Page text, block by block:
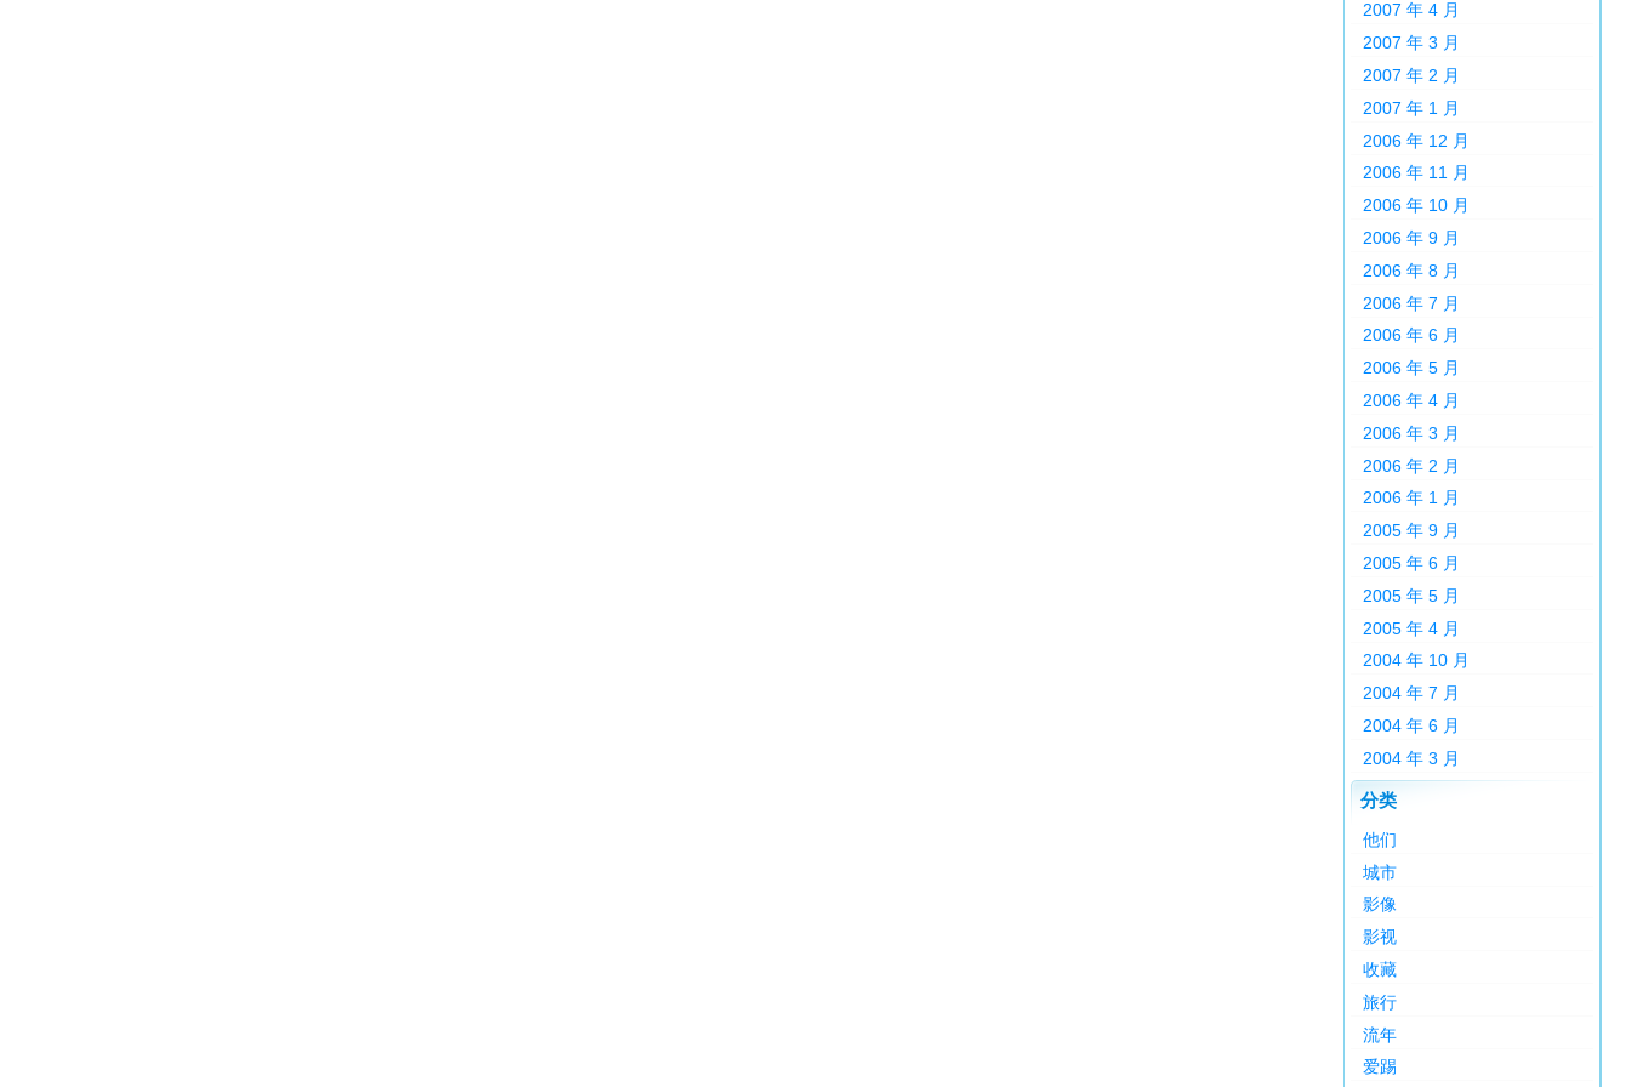
2007 年 4 月
2007 年 3 月
2007 年 2 月
2007 年 1 月
2006 年 12 月
2006 年 11 月
2006 年 10 月
2006 年 9 月
2006 年 8 月
2006 年 7 月
2006 年 6 月
2006 年 5 月
2006 年 4 月
2006 年 3 月
2006 年 2 月
2006 年 1 月
2005 年 9 月
2005 年 6 月
2005 年 5 月
2005 年 4 月
2004 年 10 月
2004 年 7 月
2004 年 6 月
2004 年 3 月
分类
他们
城市
影像
影视
收藏
旅行
流年
爱踢